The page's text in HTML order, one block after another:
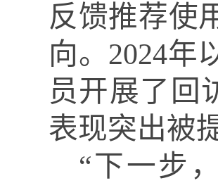
反馈推荐使
向。 2024年
员开展了回
表现突出被
“下一步